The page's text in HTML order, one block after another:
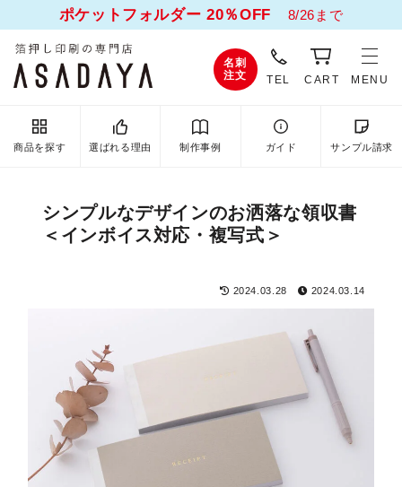
ポケットフォルダー 20％OFF 8/26まで
名刺
注文
TEL CART MENU
商品を探す 選ばれる理由 制作事例 ガイド サンプル請求
シンプルなデザインのお洒落な領収書
＜インボイス対応・複写式＞
2024.03.28 2024.03.14